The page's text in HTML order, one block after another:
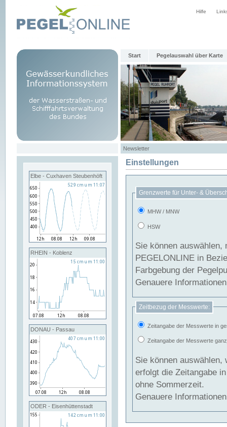
Hilfe
Start Pegelauswahl über Karte
Newsletter
Elbe - Cuxhaven Steubenhöft
RHEIN - Koblenz
DONAU - Passau
ODER - Eisenhüttenstadt
Einstellungen
Grenzwerte für Unter- &
MHW / MNW
HSW
Sie können
PEGELONLINE in Beziehung
Farbgebung der
Genauere
Zeitbezug der Messwerte:
Zeitangabe der Messwerte in
Zeitangabe der Messwerte
Sie können auswählen,
erfolgt die Zeitangabe
ohne Sommerzeit.
Genauere